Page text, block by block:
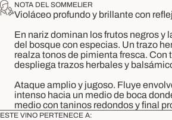
NOTA DEL SOMMELIER
Violáceo profundo y brillante con
En nariz dominan los frutos negros y
del bosque con especias. Un trazo
realza tonos de pimienta fresca. Con
despliega trazos herbales y
Ataque amplio y jugoso. Fluye
intenso hacia un medio de boca
medio con taninos redondos y final
ESTE VINO PERTENECE A: